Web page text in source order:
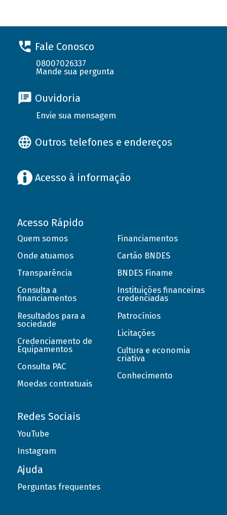
Fale Conosco
08007026337
Mande sua pergunta
Ouvidoria
Envie sua mensagem
Outros telefones e endereços
Acesso à informação
Acesso Rápido
Quem somos
Onde atuamos
Transparência
Consulta a
financiamentos
Resultados para a
sociedade
Credenciamento de
Equipamentos
Consulta PAC
Moedas contratuais
Financiamentos
Cartão BNDES
BNDES Finame
Instituições financeiras
credenciadas
Patrocínios
Licitações
Cultura e economia
criativa
Conhecimento
Redes Sociais
YouTube
Instagram
Ajuda
Perguntas frequentes